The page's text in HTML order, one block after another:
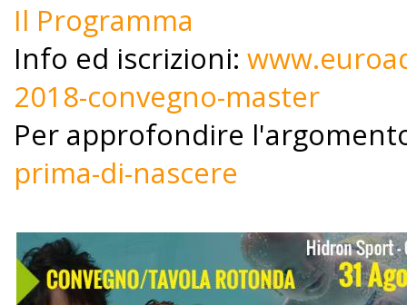
Il Programma
Info ed iscrizioni:
2018-convegno-master
Per approfondire
prima-di-nascere